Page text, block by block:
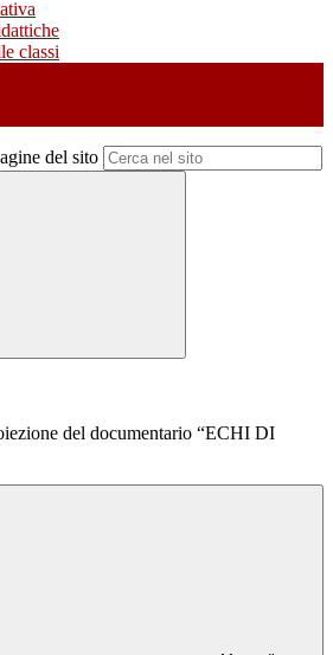
classi
del sito
del documentario “ECHI DI